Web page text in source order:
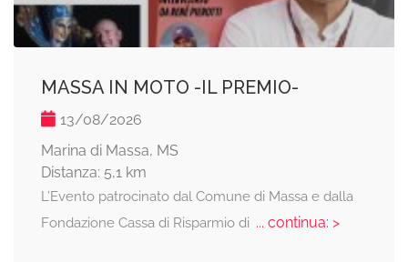
MASSA IN MOTO -IL PREMIO-
13/08/2026
Marina di Massa, MS
Distanza: 5,1 km
L’Evento patrocinato dal Comune di Massa e dalla
Fondazione Cassa di Risparmio di ... continua: >